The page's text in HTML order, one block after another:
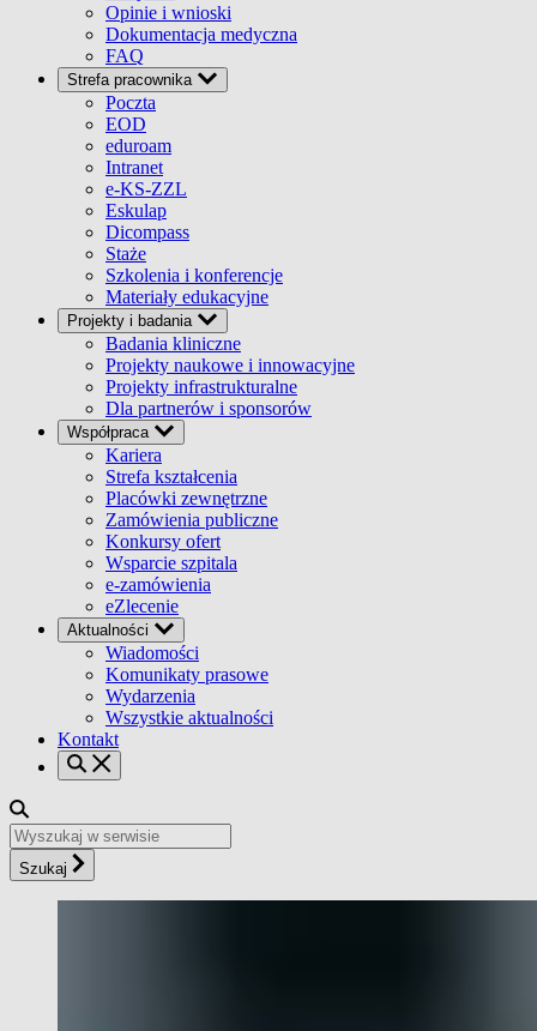
Opinie i wnioski
Dokumentacja medyczna
FAQ
Strefa pracownika
Poczta
EOD
eduroam
Intranet
e-KS-ZZL
Eskulap
Dicompass
Staże
Szkolenia i konferencje
Materiały edukacyjne
Projekty i badania
Badania kliniczne
Projekty naukowe i innowacyjne
Projekty infrastrukturalne
Dla partnerów i sponsorów
Współpraca
Kariera
Strefa kształcenia
Placówki zewnętrzne
Zamówienia publiczne
Konkursy ofert
Wsparcie szpitala
e-zamówienia
eZlecenie
Aktualności
Wiadomości
Komunikaty prasowe
Wydarzenia
Wszystkie aktualności
Kontakt
Szukaj